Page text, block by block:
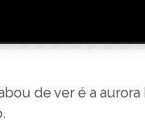
de ver é a